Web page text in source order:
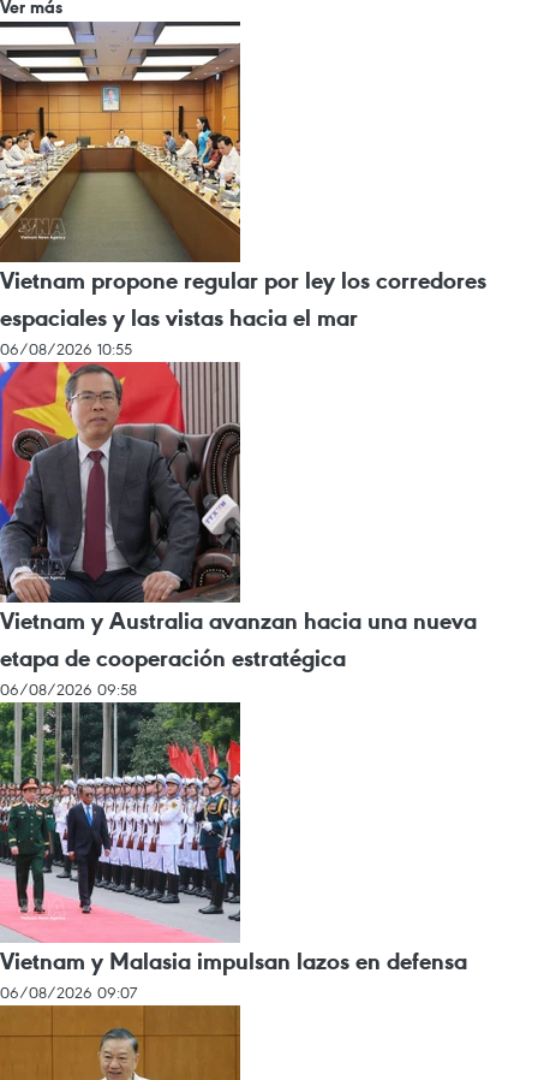
Ver más
Vietnam propone regular por ley los corredores
espaciales y las vistas hacia el mar
06/08/2026 10:55
Vietnam y Australia avanzan hacia una nueva
etapa de cooperación estratégica
06/08/2026 09:58
Vietnam y Malasia impulsan lazos en defensa
06/08/2026 09:07